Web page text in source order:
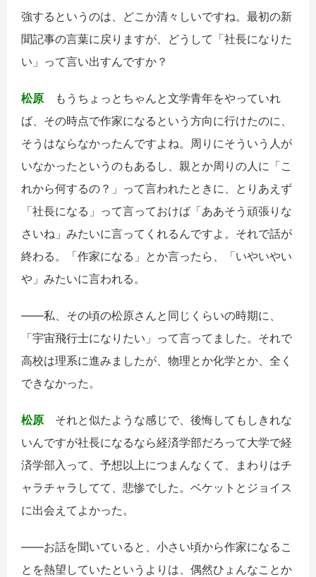
強するというのは、どこか清々しいですね。最初の新
聞記事の言葉に戻りますが、どうして「社長になりた
い」って言い出すんですか？
松原 もうちょっとちゃんと文学青年をやっていれ
ば、その時点で作家になるという方向に行けたのに、
そうはならなかったんですよね。周りにそういう人が
いなかったというのもあるし、親とか周りの人に「こ
れから何するの？」って言われたときに、とりあえず
「社長になる」って言っておけば「ああそう頑張りな
さいね」みたいに言ってくれるんですよ。それで話が
終わる。「作家になる」とか言ったら、「いやいやい
や」みたいに言われる。
――私、その頃の松原さんと同じくらいの時期に、
「宇宙飛行士になりたい」って言ってました。それで
高校は理系に進みましたが、物理とか化学とか、全く
できなかった。
松原 それと似たような感じで、後悔してもしきれな
いんですが社長になるなら経済学部だろって大学で経
済学部入って、予想以上につまんなくて、まわりはチ
ャラチャラしてて、悲惨でした。ベケットとジョイス
に出会えてよかった。
――お話を聞いていると、小さい頃から作家になるこ
とを熱望していたというよりは、偶然ひょんなことか